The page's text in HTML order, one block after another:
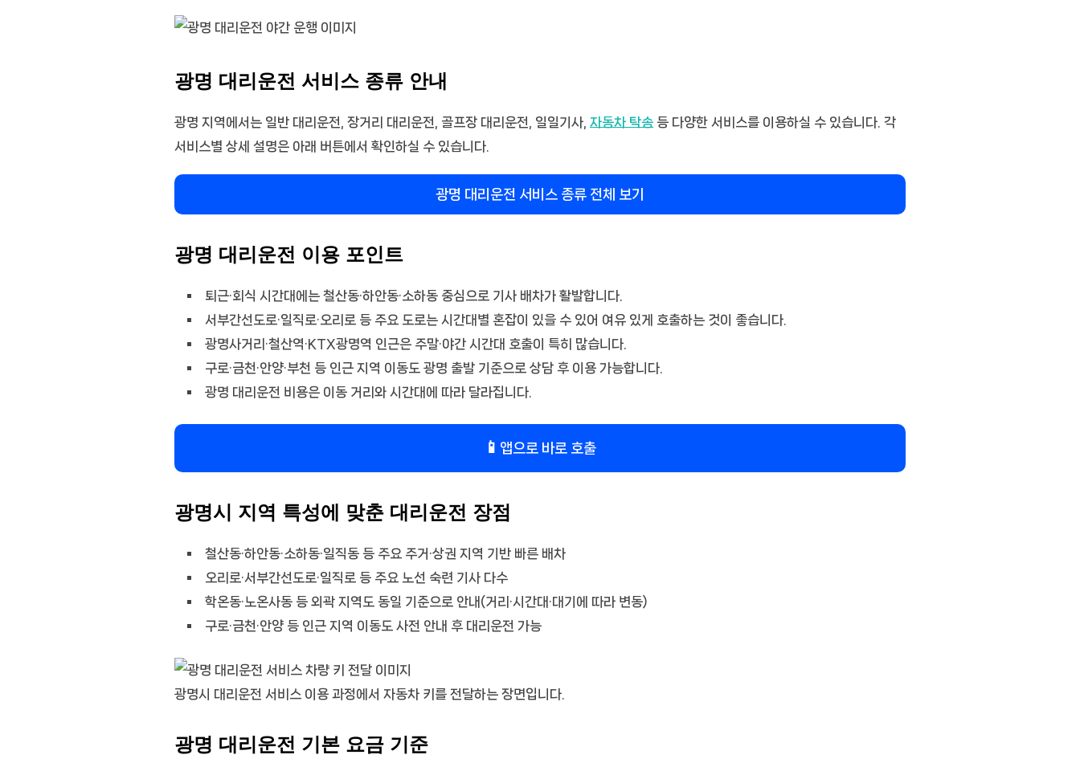
광명 대리운전 서비스 종류 안내
광명 지역에서는 일반 대리운전, 장거리 대리운전, 골프장 대리운전, 일일기사, 자동차 탁송 등 다양한 서비스를 이용하실 수 있습니다. 각
서비스별 상세 설명은 아래 버튼에서 확인하실 수 있습니다.
광명 대리운전 서비스 종류 전체 보기
광명 대리운전 이용 포인트
퇴근·회식 시간대에는 철산동·하안동·소하동 중심으로 기사 배차가 활발합니다.
서부간선도로·일직로·오리로 등 주요 도로는 시간대별 혼잡이 있을 수 있어 여유 있게 호출하는 것이 좋습니다.
광명사거리·철산역·KTX광명역 인근은 주말·야간 시간대 호출이 특히 많습니다.
구로·금천·안양·부천 등 인근 지역 이동도 광명 출발 기준으로 상담 후 이용 가능합니다.
광명 대리운전 비용은 이동 거리와 시간대에 따라 달라집니다.
📱 앱으로 바로 호출
광명시 지역 특성에 맞춘 대리운전 장점
철산동·하안동·소하동·일직동 등 주요 주거·상권 지역 기반 빠른 배차
오리로·서부간선도로·일직로 등 주요 노선 숙련 기사 다수
학온동·노온사동 등 외곽 지역도 동일 기준으로 안내(거리·시간대·대기에 따라 변동)
구로·금천·안양 등 인근 지역 이동도 사전 안내 후 대리운전 가능
광명시 대리운전 서비스 이용 과정에서 자동차 키를 전달하는 장면입니다.
광명 대리운전 기본 요금 기준